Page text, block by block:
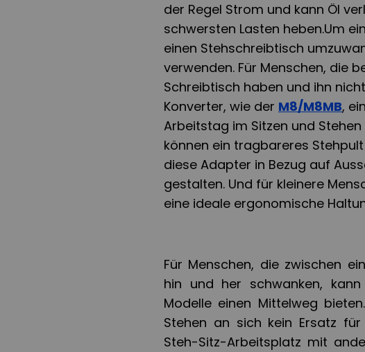
der Regel Strom und kann Öl
schwersten Lasten heben.Um
einen Stehschreibtisch
verwenden. Für Menschen, die
Schreibtisch haben und ihn
Konverter, wie der M8/M8MB,
Arbeitstag im Sitzen und
können ein tragbareres
diese Adapter in Bezug auf
gestalten. Und für kleinere
eine ideale ergonomische
Für Menschen, die zwischen
hin und her schwanken,
Modelle einen Mittelweg bieten.
Stehen an sich kein Ersatz
Steh-Sitz-Arbeitsplatz mit